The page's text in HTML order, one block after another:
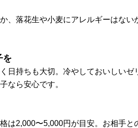
、落花生や小麦にアレルギーはな
を
日持ちも大切。冷やしておいしい
なら安心です。
は2,000〜5,000円が目安。お相手と